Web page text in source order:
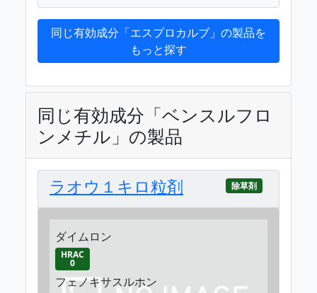
同じ有効成分「エスプロカルブ」の製品を
もっと探す
同じ有効成分「ベンスルフロ
ンメチル」の製品
ラオウ１キロ粒剤 除草剤
ダイムロン
HRAC
0
フェノキサスルホン